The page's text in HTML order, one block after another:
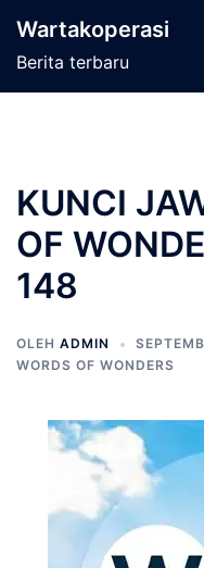
Wartakoperasi
Berita terbaru
KUNCI
OF
148
OLEH ADMIN
WORDS OF WONDERS